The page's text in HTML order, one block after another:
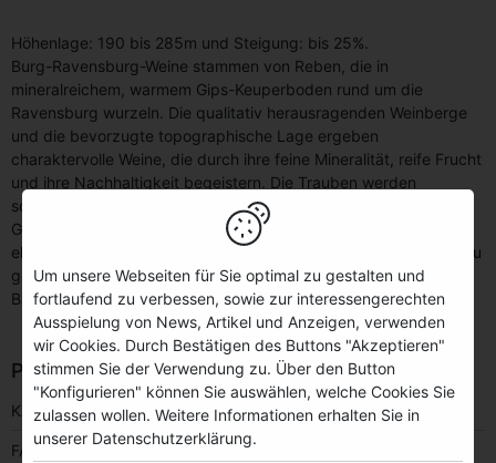
Höhenlage: 190 bis 285m und Steigung: bis 25%.
Burg-Ravensburg-Weine stammen von Reben, die in
mineralreichem, warmem Gips-Keuperboden rund um die
Ravensburg wurzeln. Die qualitativ herausragenden Weinberge
und die bevorzugte topographische Lage ergeben
charaktervolle Weine, die durch ihre feine Mineralität, reife Frucht
und ihre Nachhaltigkeit begeistern. Die Trauben werden
schonend von Hand geerntet, sorgsam sortiert und in kleinen
Gebinden als ganze Beeren vergoren. Ziel ist es, klarfruchtige,
elegante, persistente Spätburgunder mit feiner Tanninstruktur zu
gewinnen. Der biologische Säureabbau erfolgt in gebrauchten
Barriques, in denen die Weine 8-12 Monate reifen.
PRODUKTINFORMATIONEN
KATEGORIE Wein
FARBE rot
Um unsere Webseiten für Sie optimal zu gestalten und
fortlaufend zu verbessen, sowie zur interessengerechten
Ausspielung von News, Artikel und Anzeigen, verwenden
wir Cookies. Durch Bestätigen des Buttons "Akzeptieren"
stimmen Sie der Verwendung zu. Über den Button
"Konfigurieren" können Sie auswählen, welche Cookies Sie
zulassen wollen. Weitere Informationen erhalten Sie in
unserer Datenschutzerklärung.